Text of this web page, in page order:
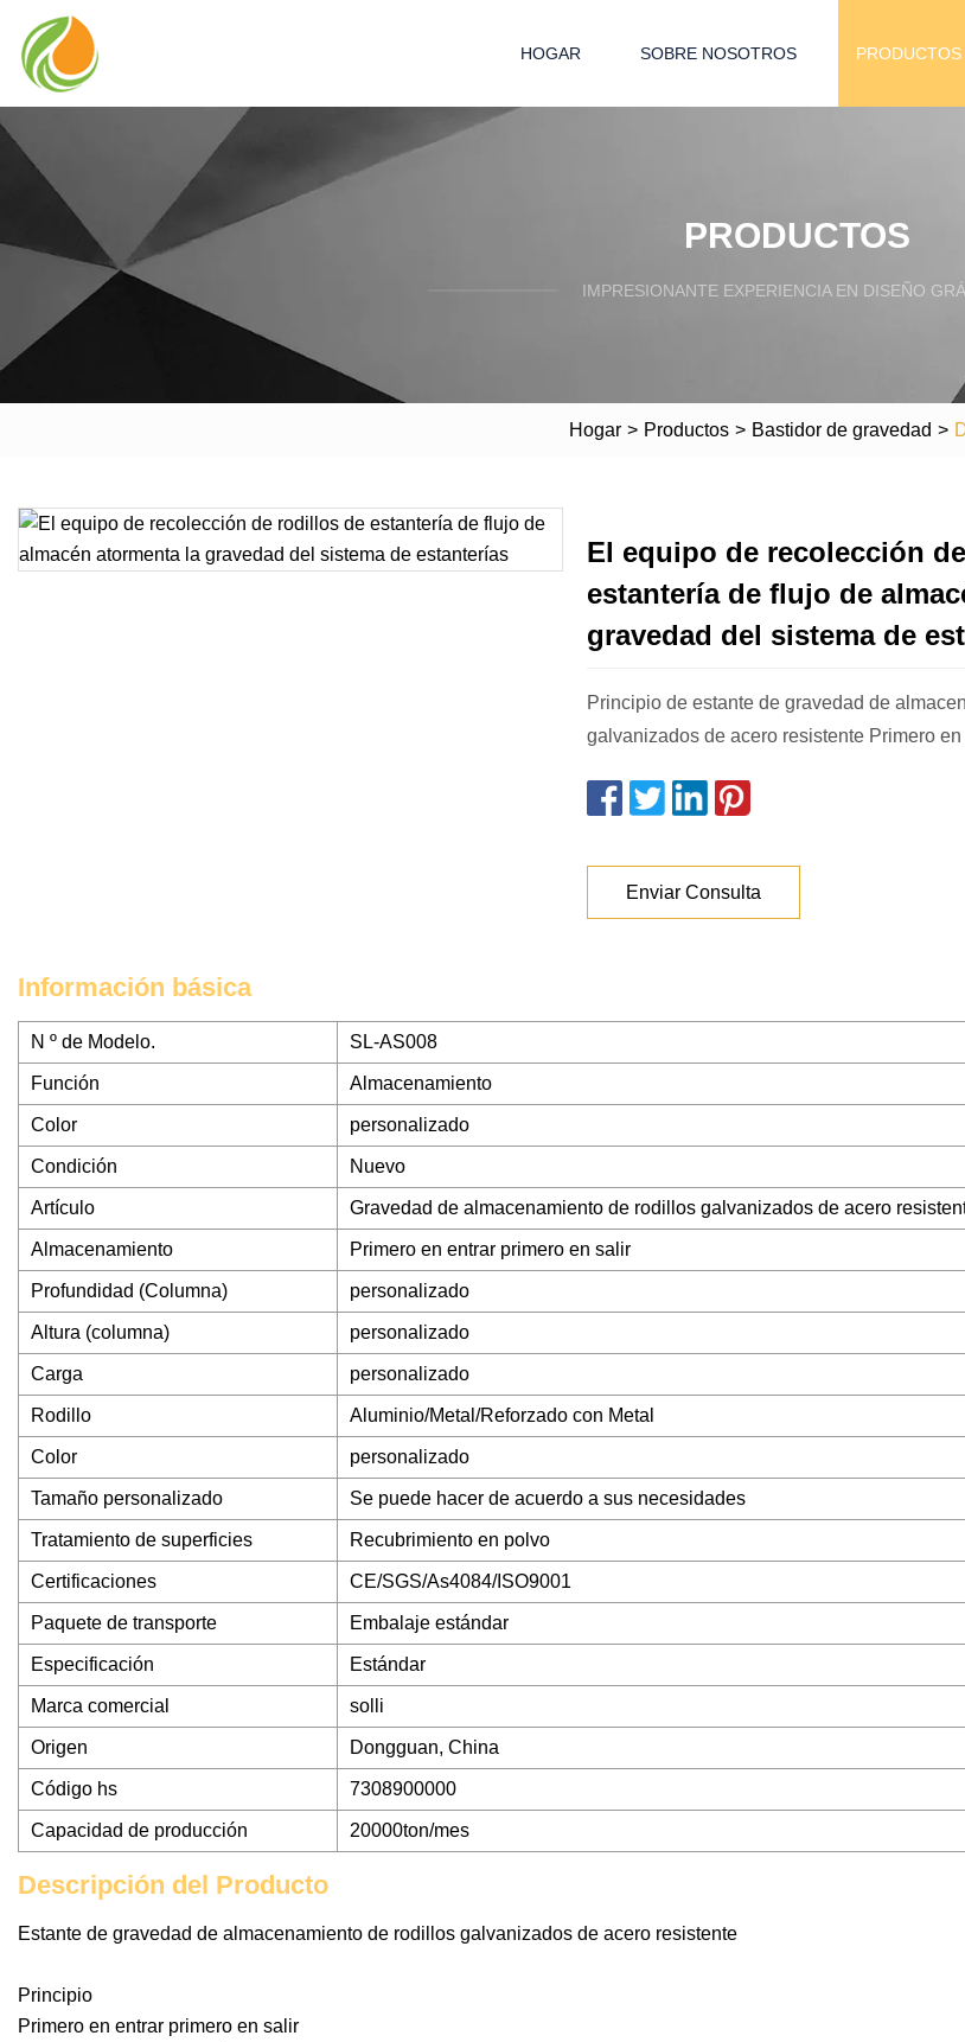
HOGAR SOBRE NOSOTROS PRODUCTOS
PRODUCTOS
IMPRESIONANTE EXPERIENCIA EN DISEÑO
Hogar > Productos > Bastidor de gravedad >
El equipo de recolección
estantería de flujo de
gravedad del sistema de
Principio de estante de gravedad de
galvanizados de acero resistente Primero en
Enviar Consulta
Información básica
N º de Modelo. SL-AS008
Función Almacenamiento
Color personalizado
Condición Nuevo
Artículo Gravedad de almacenamiento de rodillos galvanizados de acero
Almacenamiento Primero en entrar primero en salir
Profundidad (Columna) personalizado
Altura (columna) personalizado
Carga personalizado
Rodillo Aluminio/Metal/Reforzado con Metal
Color personalizado
Tamaño personalizado Se puede hacer de acuerdo a sus necesidades
Tratamiento de superficies Recubrimiento en polvo
Certificaciones CE/SGS/As4084/ISO9001
Paquete de transporte Embalaje estándar
Especificación Estándar
Marca comercial solli
Origen Dongguan, China
Código hs 7308900000
Capacidad de producción 20000ton/mes
Descripción del Producto
Estante de gravedad de almacenamiento de rodillos galvanizados de acero resistente
Principio
Primero en entrar primero en salir